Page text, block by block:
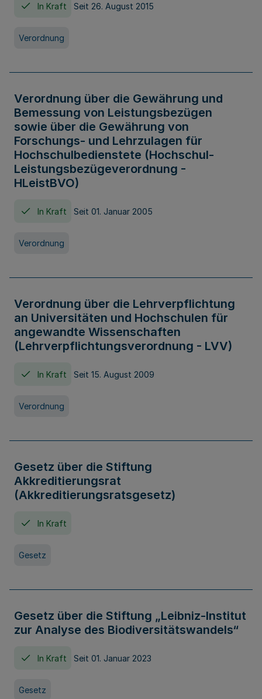
In Kraft Seit 26. August 2015
Verordnung
Verordnung über die Gewährung und
Bemessung von Leistungsbezügen
sowie über die Gewährung von
Forschungs- und Lehrzulagen für
Hochschulbedienstete (Hochschul-
Leistungsbezügeverordnung -
HLeistBVO)
In Kraft Seit 01. Januar 2005
Verordnung
Verordnung über die Lehrverpflichtung
an Universitäten und Hochschulen für
angewandte Wissenschaften
(Lehrverpflichtungsverordnung - LVV)
In Kraft Seit 15. August 2009
Verordnung
Gesetz über die Stiftung
Akkreditierungsrat
(Akkreditierungsratsgesetz)
In Kraft
Gesetz
Gesetz über die Stiftung „Leibniz-Institut
zur Analyse des Biodiversitätswandels“
In Kraft Seit 01. Januar 2023
Gesetz